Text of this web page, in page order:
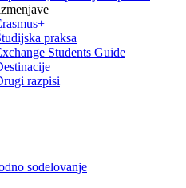
praksa
Students Guide
razpisi
sodelovanje